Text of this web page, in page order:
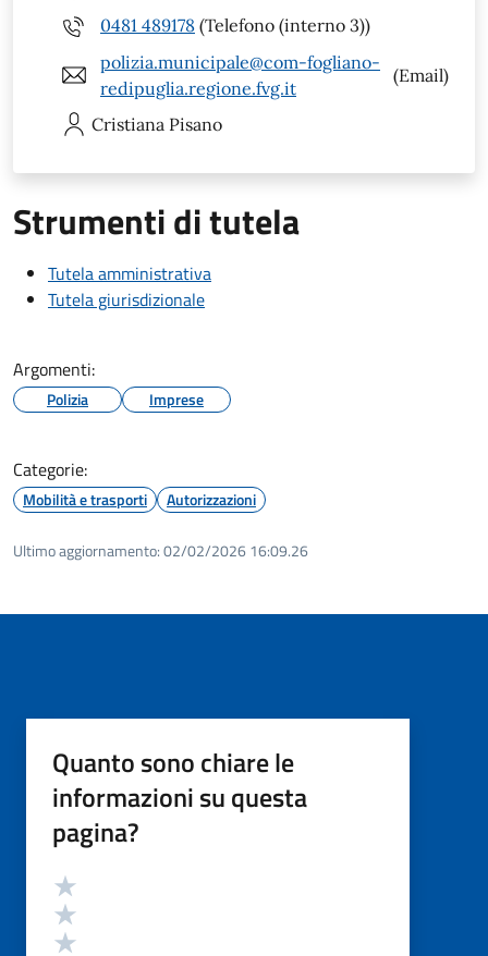
0481 489178 (Telefono (interno 3))
polizia.municipale@com-fogliano-
redipuglia.regione.fvg.it
(Email)
Cristiana Pisano
Strumenti di tutela
Tutela amministrativa
Tutela giurisdizionale
Argomenti:
Polizia Imprese
Categorie:
Mobilità e trasporti Autorizzazioni
Ultimo aggiornamento:02/02/2026 16:09.26
Quanto sono chiare le
informazioni su questa
pagina?
Valutazione